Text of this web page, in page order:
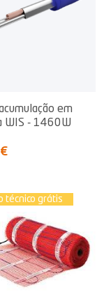
em
WIS - 1460W
técnico grátis